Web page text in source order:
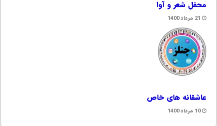
محفل شعر و آوا
21 مرداد 1400
عاشقانه های خاص
10 مرداد 1400